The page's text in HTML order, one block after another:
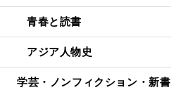
青春と読書
アジア人物史
学芸・ノンフィクション・新書